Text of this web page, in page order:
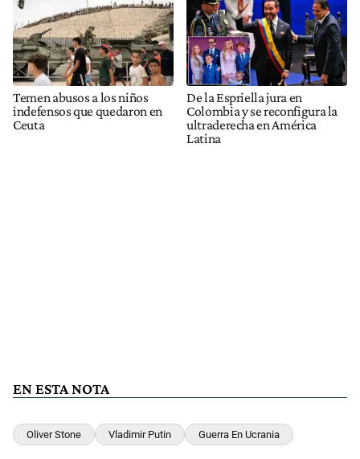
Temen abusos a los niños
indefensos que quedaron en
Ceuta
De la Espriella jura en
Colombia y se reconfigura la
ultraderecha en América
Latina
EN ESTA NOTA
Oliver Stone Vladimir Putin Guerra En Ucrania